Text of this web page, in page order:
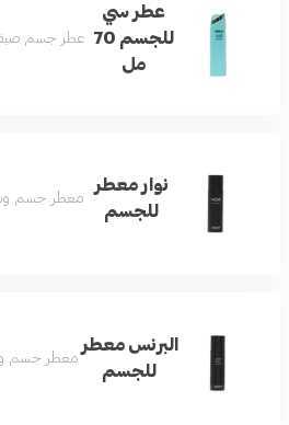
عطر سي
للجسم 70
مل
عطر جسم
نوار معطر
للجسم
معطر جسم
البرنس معطر
للجسم
معطر جسم